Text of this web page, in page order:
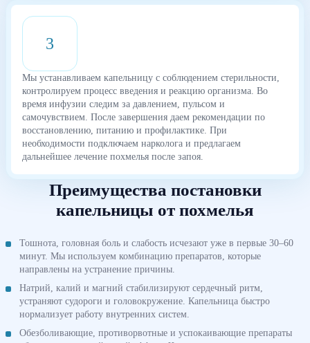
3
Мы устанавливаем капельницу с соблюдением стерильности,
контролируем процесс введения и реакцию организма. Во
время инфузии следим за давлением, пульсом и
самочувствием. После завершения даем рекомендации по
восстановлению, питанию и профилактике. При
необходимости подключаем нарколога и предлагаем
дальнейшее лечение похмелья после запоя.
Преимущества постановки
капельницы от похмелья
Тошнота, головная боль и слабость исчезают уже в первые 30–60
минут. Мы используем комбинацию препаратов, которые
направлены на устранение причины.
Натрий, калий и магний стабилизируют сердечный ритм,
устраняют судороги и головокружение. Капельница быстро
нормализует работу внутренних систем.
Обезболивающие, противорвотные и успокаивающие препараты